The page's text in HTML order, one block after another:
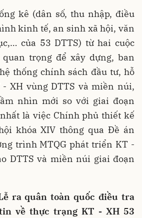
kê (dân số, thu nhập, điều
kinh tế, an sinh xã hội, văn
của 53 DTTS) từ hai cuộc
trọng để xây dựng, ban
thống chính sách đầu tư, hỗ
XH vùng DTTS và miền núi,
nhìn mới so với giai đoạn
là việc Chính phủ thiết kế
khóa XIV thông qua Đề án
trình MTQG phát triển KT -
DTTS và miền núi giai đoạn
ra quân toàn quốc điều tra
về thực trạng KT - XH 53